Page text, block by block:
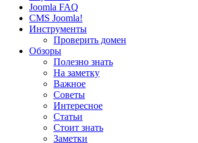
Joomla FAQ
CMS Joomla!
Инструменты
Проверить домен
Обзоры
Полезно знать
На заметку
Важное
Советы
Интересное
Статьи
Стоит знать
Заметки